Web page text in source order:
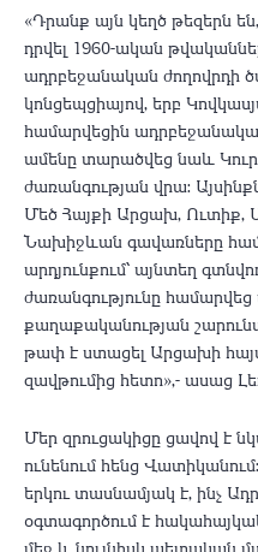
«Դրանք այն կեղծ թեզերն
դրվել 1960-ական
ադրբեջանական ժողովրդի
կոնցեպցիայով, երբ
համարվեցին
ամենը տարածվեց նաև
ժառանգության վրա:
Մեծ Հայքի Արցախ, Ուտիք,
Նախիջևան գավառները
արդյունքում՝ այնտեղ
ժառանգությունը
քաղաքականության
թափ է ստացել Արցախի
զավթումից հետո»,- ասաց
Մեր զրուցակիցը ցավով է
ունենում հենց
երկու տասնամյակ է, ինչ
օգտագործում է
մեջ և նույնիսկ պետական